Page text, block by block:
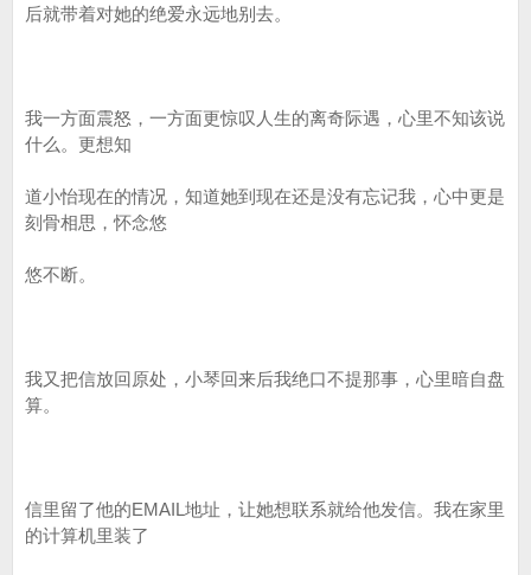
后就带着对她的绝爱永远地别去。
我一方面震怒，一方面更惊叹人生的离奇际遇，心里不知该说
什么。更想知
道小怡现在的情况，知道她到现在还是没有忘记我，心中更是
刻骨相思，怀念悠
悠不断。
我又把信放回原处，小琴回来后我绝口不提那事，心里暗自盘
算。
信里留了他的EMAIL地址，让她想联系就给他发信。我在家里
的计算机里装了